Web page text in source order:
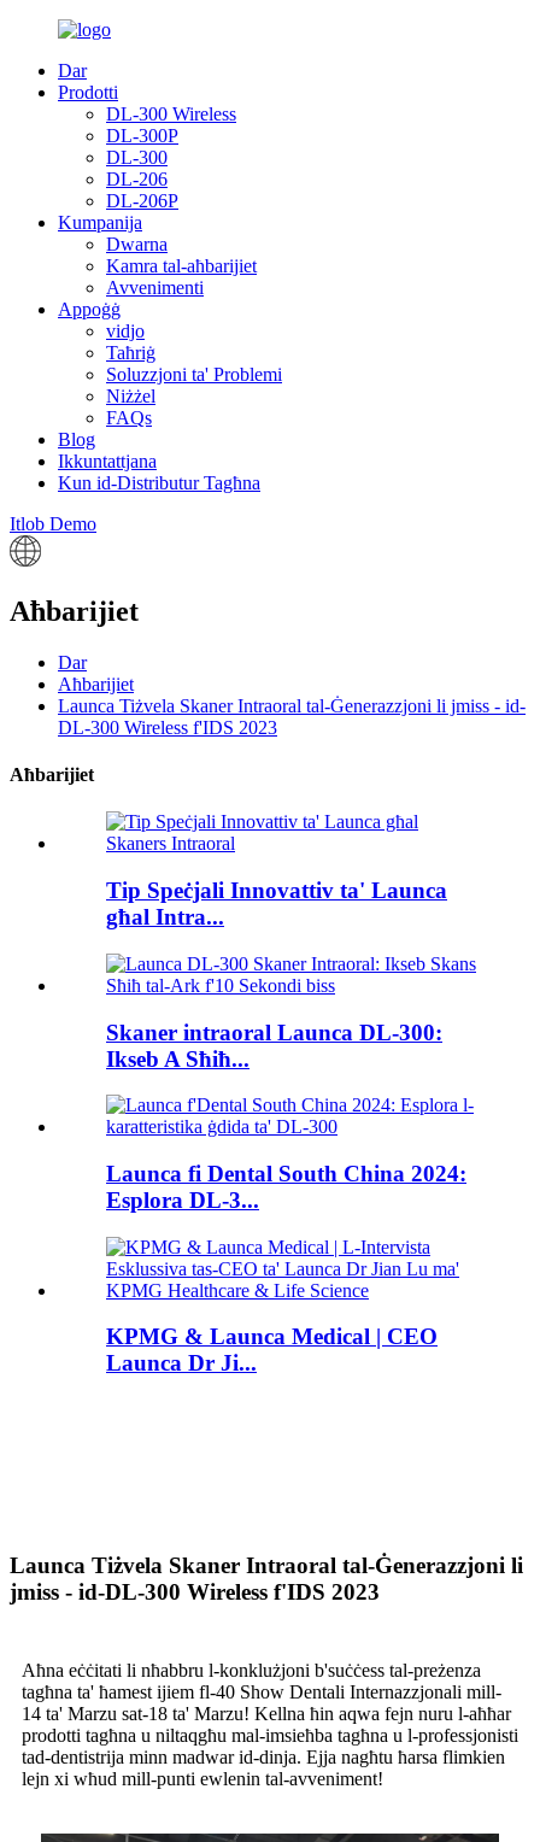
Dar
Prodotti
DL-300 Wireless
DL-300P
DL-300
DL-206
DL-206P
Kumpanija
Dwarna
Kamra tal-aħbarijiet
Avvenimenti
Appoġġ
vidjo
Taħriġ
Soluzzjoni ta' Problemi
Niżżel
FAQs
Blog
Ikkuntattjana
Kun id-Distributur Tagħna
Itlob Demo
Aħbarijiet
Dar
Aħbarijiet
Launca Tiżvela Skaner Intraoral tal-Ġenerazzjoni li jmiss - id-
DL-300 Wireless f'IDS 2023
Aħbarijiet
Tip Speċjali Innovattiv ta' Launca
għal Intra...
Skaner intraoral Launca DL-300:
Ikseb A Sħiħ...
Launca fi Dental South China 2024:
Esplora DL-3...
KPMG & Launca Medical | CEO
Launca Dr Ji...
Launca Tiżvela Skaner Intraoral tal-Ġenerazzjoni li
jmiss - id-DL-300 Wireless f'IDS 2023
Aħna eċċitati li nħabbru l-konklużjoni b'suċċess tal-preżenza
tagħna ta' ħamest ijiem fl-40 Show Dentali Internazzjonali mill-
14 ta' Marzu sat-18 ta' Marzu! Kellna ħin aqwa fejn nuru l-aħħar
prodotti tagħna u niltaqgħu mal-imsieħba tagħna u l-professjonisti
tad-dentistrija minn madwar id-dinja. Ejja nagħtu ħarsa flimkien
lejn xi wħud mill-punti ewlenin tal-avveniment!